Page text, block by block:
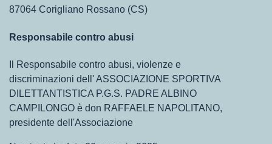
87064 Corigliano Rossano (CS)
Responsabile contro abusi
Il Responsabile contro abusi, violenze e
discriminazioni dell' ASSOCIAZIONE SPORTIVA
DILETTANTISTICA P.G.S. PADRE ALBINO
CAMPILONGO è don RAFFAELE NAPOLITANO,
presidente dell'Associazione